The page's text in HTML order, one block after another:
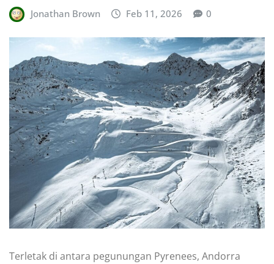
Jonathan Brown Feb 11, 2026 0
Terletak di antara pegunungan Pyrenees, Andorra